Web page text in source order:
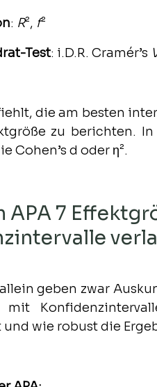
: R², f²
Test: i.D.R. Cramér’s
die am besten
zu berichten.
Cohen’s d oder η².
APA 7
geben zwar
mit
wie robust die